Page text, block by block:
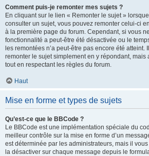
Comment puis-je remonter mes sujets ?
En cliquant sur le lien « Remonter le sujet »
consulter un sujet, vous pouvez remonter celui-ci
à la première page du forum. Cependant, si vous
fonctionnalité a peut-être été désactivée ou le
les remontées n’a peut-être pas encore été atteint.
remonter le sujet simplement en y répondant, mais
tout en respectant les règles du forum.
Haut
Mise en forme et types de sujets
Qu’est-ce que le BBCode ?
Le BBCode est une implémentation spéciale du
meilleur contrôle sur la mise en forme d’un
est déterminée par les administrateurs, mais il
la désactiver sur chaque message depuis le